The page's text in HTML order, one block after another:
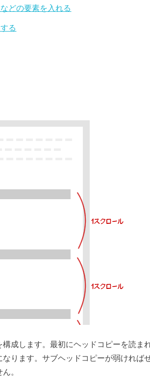
どの要素を入れる
る
成します。最初にヘッドコピーを読ま
ります。サブヘッドコピーが弱ければ
。